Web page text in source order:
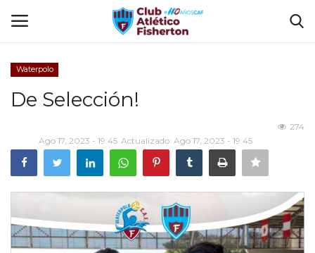
El Club
Disciplinas
Tienda CAF
Waterpolo
De Selección!
Ago 17, 2023 - 19:45 Actualizado: Ago 17, 2023 - 19:45
274